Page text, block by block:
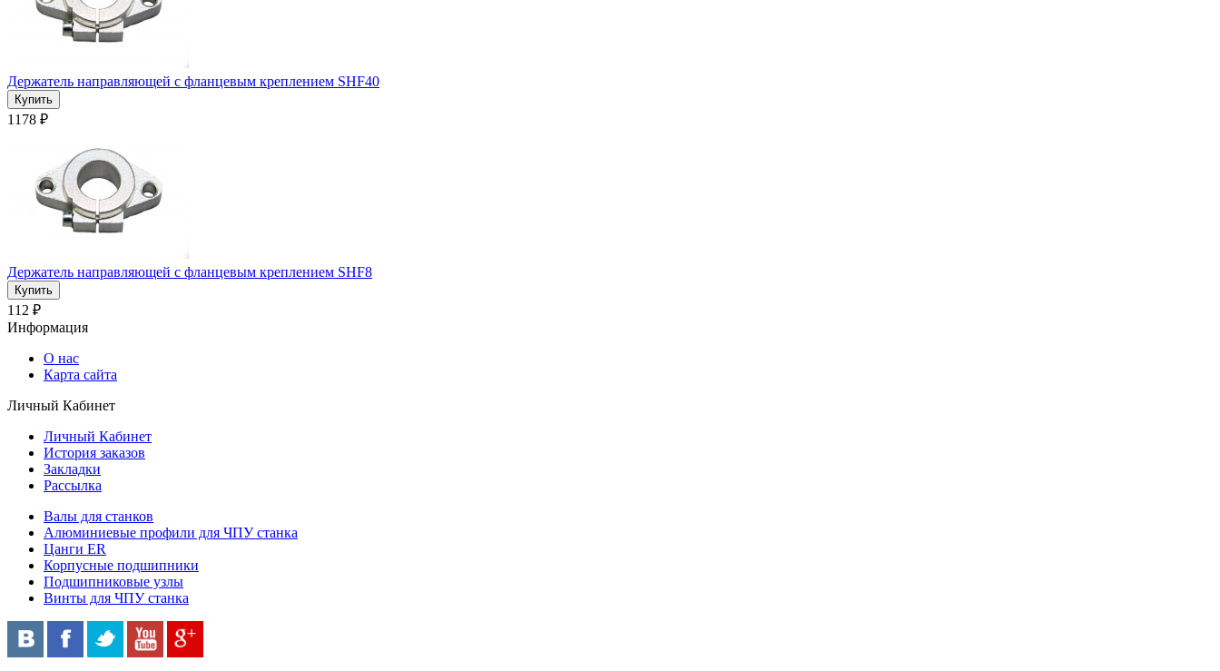
Держатель направляющей с фланцевым креплением SHF40
1178 ₽
Держатель направляющей с фланцевым креплением SHF8
112 ₽
Информация
О нас
Карта сайта
Личный Кабинет
Личный Кабинет
История заказов
Закладки
Рассылка
Валы для станков
Алюминиевые профили для ЧПУ станка
Цанги ER
Корпусные подшипники
Подшипниковые узлы
Винты для ЧПУ станка